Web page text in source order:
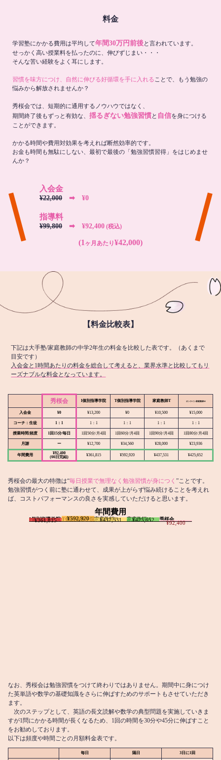
料金
学習塾にかかる費用は平均して年間30万円前後と言われています。
せっかく高い授業料を払ったのに、伸びずじまい・・・
そんな苦い経験をよく耳にします。
習慣を味方につけ、自然に伸びる好循環を手に入れる ことで、もう勉強の
悩みから解放されませんか？
秀桜会では、短期的に通用するノウハウではなく、
期間終了後もずっと有効な、 揺るぎない勉強習慣と 自信を身につける
ことができます。
かかる時間や費用対効果を考えれば断然効率的です。
お金も時間も無駄にしない、最初で最後の「勉強習慣習得」をはじめませ
んか？
入会金
¥22,000 ➡︎ ¥0
指導料
¥99,800 ➡︎ ¥92,400 (税込)
(1 ヶ月あたり¥42,000)
【料金比較表】
下記は大手塾/家庭教師の中学2年生の料金を比較した表です。（あくまで
目安です）
入会金と1時間あたりの料金を総合して考えると、業界水準と比較してもリ
ーズナブルな料金となっています。
秀桜会 I個別指導学院 T個別指導学院 家庭教師T オンライン家庭教師M
入会金 ¥0 ¥13,200 ¥0 ¥10,500 ¥15,000
コーチ：生徒 1：1 1：1 1：1 1：1 1：1
授業時間/頻度 1回15分/毎日 1回50分/月4回 1回60分/月4回 1回90分/月4回 1回80分/月4回
月謝 ー ¥12,700 ¥34,560 ¥28,000 ¥23,936
年間費用
¥92,400
(66日完結)
¥361,815 ¥592,920 ¥437,531 ¥425,652
秀桜会の最大の特徴は“毎日授業で無理なく勉強習慣が身につく ”ことです。
勉強習慣がつく前に塾に通わせて、成果が上がらず悩み続けることを考えれ
ば、コストパフォーマンスの良さを実感していただけると思います。
年間費用
I個別指導学院
¥361,815 T個別指導学院
¥592,920 家庭教師T
¥437,531 家庭教師M
¥425,652 秀桜会
¥92,400
なお、秀桜会は勉強習慣をつけて終わりではありません。期間中に身につけ
た英単語や数学の基礎知識をさらに伸ばすためのサポートもさせていただき
ます。
次のステップとして、英語の長文読解や数学の典型問題を実施していきま
すが1問にかかる時間が長くなるため、1回の時間を30分や45分に伸ばすこと
をお勧めしております。
以下は頻度や時間ごとの月額料金表です。
毎日 隔日 3日に1回